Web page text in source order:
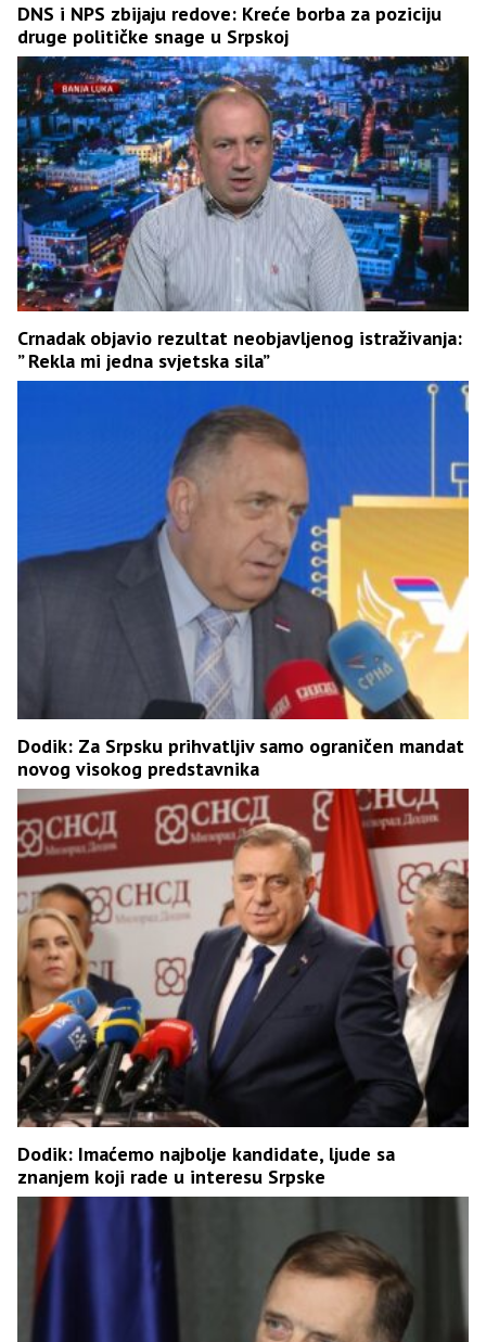
DNS i NPS zbijaju redove: Kreće borba za poziciju
druge političke snage u Srpskoj
Crnadak objavio rezultat neobjavljenog istraživanja:
” Rekla mi jedna svjetska sila”
Dodik: Za Srpsku prihvatljiv samo ograničen mandat
novog visokog predstavnika
Dodik: Imaćemo najbolje kandidate, ljude sa
znanjem koji rade u interesu Srpske